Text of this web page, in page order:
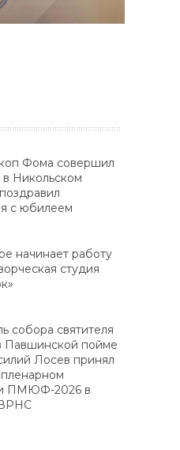
Фома совершил
Никольском
с юбилеем
начинает работу
студия
собора святителя
Павшинской пойме
Лосев принял
ПМЮФ-2026 в
ВРНС